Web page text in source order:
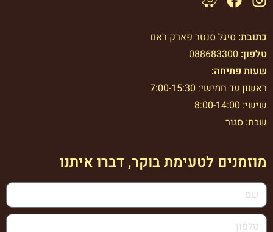
כתובת: סיגל סנטר פארק ראם
טלפון: 088683300
שעות פתיחה:
ראשון עד חמישי: 7:00-15:30
שישי: 8:00-14:00
שבת: סגור
מוזמנים לטעימת בוקר, דברו איתנו